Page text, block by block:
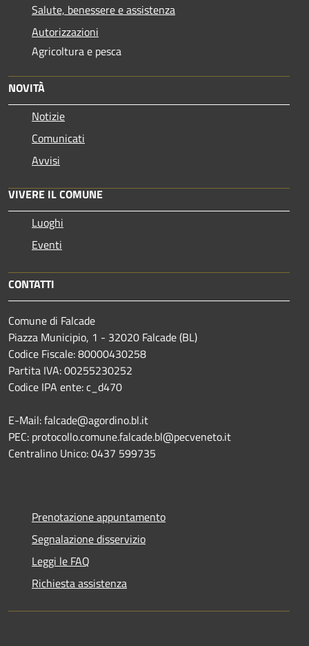
Salute, benessere e assistenza
Autorizzazioni
Agricoltura e pesca
NOVITÀ
Notizie
Comunicati
Avvisi
VIVERE IL COMUNE
Luoghi
Eventi
CONTATTI
Comune di Falcade
Piazza Municipio, 1 - 32020 Falcade (BL)
Codice Fiscale: 80000430258
Partita IVA: 00255230252
Codice IPA ente: c_d470
E-Mail: falcade@agordino.bl.it
PEC: protocollo.comune.falcade.bl@pecveneto.it
Centralino Unico: 0437 599735
Prenotazione appuntamento
Segnalazione disservizio
Leggi le FAQ
Richiesta assistenza